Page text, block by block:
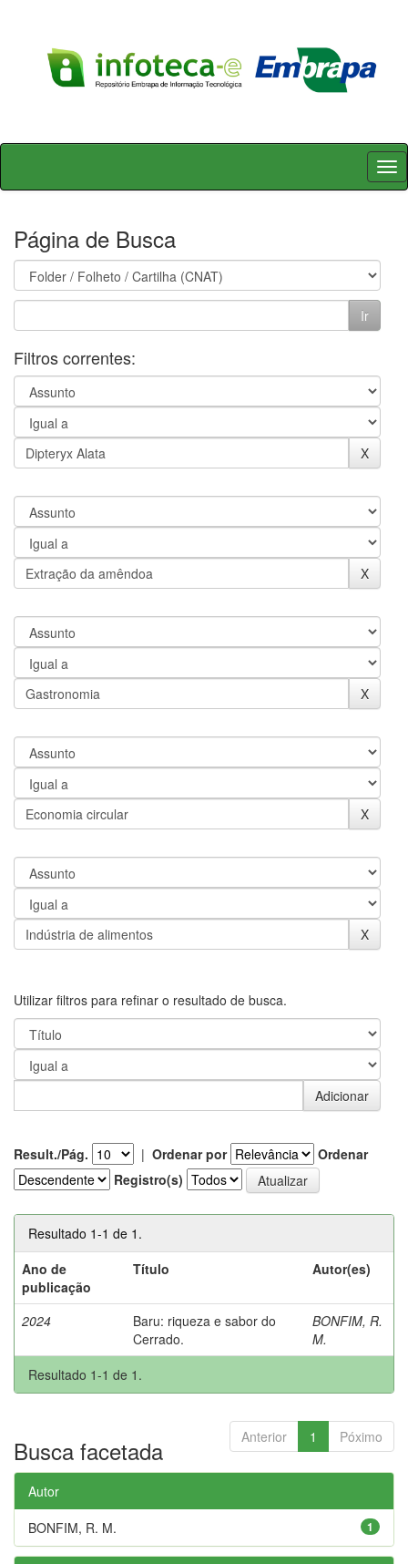
Skip
Página de Busca
Filtros correntes:
Utilizar filtros para refinar o resultado de busca.
Result./Pág. | Ordenar por
Ordenar
Registro(s)
Resultado 1-1 de 1.
Ano de
publicação
Título Autor(es)
2024
Baru: riqueza e sabor do
Cerrado.
BONFIM, R.
M.
Resultado 1-1 de 1.
Anterior 1 Póximo
Busca facetada
Autor
1
BONFIM, R. M.